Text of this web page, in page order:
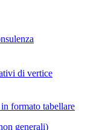
di vertice
formato tabellare
generali)